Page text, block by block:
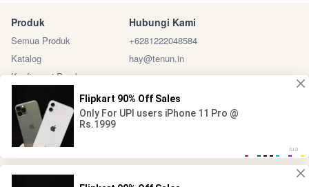
Produk
Semua Produk
Katalog
Konfirmasi Pembayaran
Hubungi Kami
+6281222048584
hay@tenun.in
Sosial Media Marketplace